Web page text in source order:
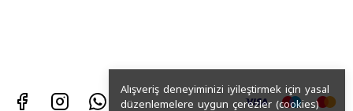
Alışveriş deneyiminizi iyileştirmek için yasal
düzenlemelere uygun çerezler (cookies)